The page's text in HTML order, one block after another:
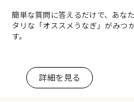
簡単な質問に答えるだけで、あな
タリな「オススメうなぎ」がみつ
す。
詳細を見る